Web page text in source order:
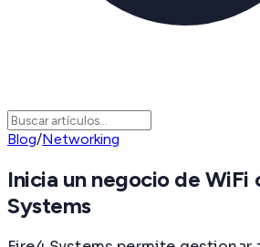
Blog/Networking
Inicia un negocio de WiFi
Systems